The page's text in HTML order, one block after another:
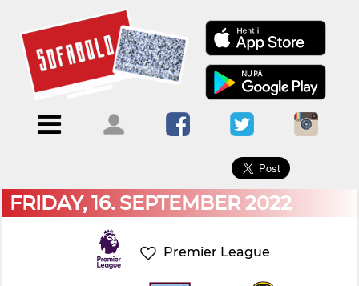
Menu
ForsideKalendere
Blogs
Om
Sofabold
Kontakt
bruger
ind
×
FRIDAY, 16. SEPTEMBER 2022
Premier League